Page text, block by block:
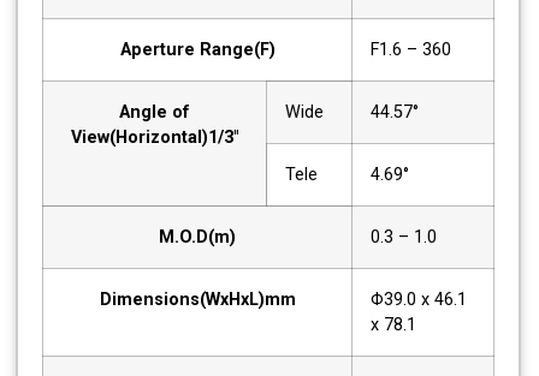
Aperture Range(F) F1.6 – 360
Angle of
View(Horizontal)1/3"
Wide 44.57°
Tele 4.69°
M.O.D(m) 0.3 – 1.0
Dimensions(WxHxL)mm
Φ39.0 x 46.1
x 78.1